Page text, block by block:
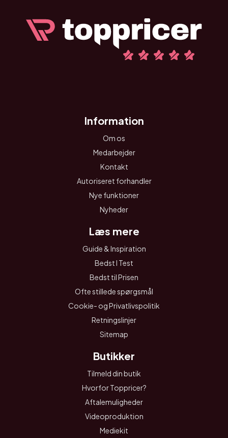
Information
Om os
Medarbejder
Kontakt
Autoriseret forhandler
Nye funktioner
Nyheder
Læs mere
Guide & Inspiration
Bedst I Test
Bedst til Prisen
Ofte stillede spørgsmål
Cookie- og Privatlivspolitik
Retningslinjer
Sitemap
Butikker
Tilmeld din butik
Hvorfor Toppricer?
Aftalemuligheder
Videoproduktion
Mediekit